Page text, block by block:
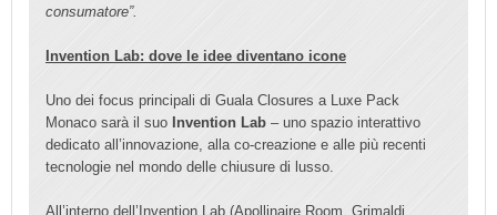
consumatore”.
Invention Lab: dove le idee diventano icone
Uno dei focus principali di Guala Closures a Luxe Pack
Monaco sarà il suo Invention Lab – uno spazio interattivo
dedicato all’innovazione, alla co-creazione e alle più recenti
tecnologie nel mondo delle chiusure di lusso.
All’interno dell’Invention Lab (Apollinaire Room, Grimaldi